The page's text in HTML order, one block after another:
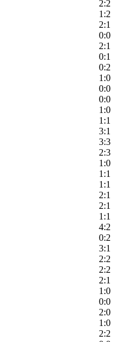
2:2
1:2
2:1
0:0
2:1
0:1
0:2
1:0
0:0
0:0
1:0
1:1
3:1
3:3
2:3
1:0
1:1
1:1
2:1
2:1
1:1
4:2
0:2
3:1
2:2
2:2
2:1
1:0
0:0
2:0
1:0
2:2